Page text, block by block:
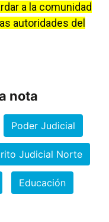
a la comunidad
autoridades del
nota
Poder Judicial
Judicial Norte
Educación